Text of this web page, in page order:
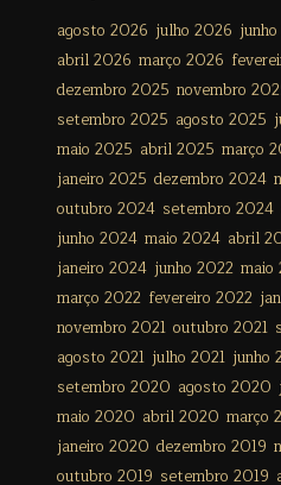
agosto 2026 julho 2026
abril 2026 março 2026
dezembro 2025 novembro
setembro 2025 agosto 2025
maio 2025 abril 2025 março
janeiro 2025 dezembro 2024
outubro 2024 setembro 2024
junho 2024 maio 2024 abril
janeiro 2024 junho 2022 maio
março 2022 fevereiro 2022
novembro 2021 outubro 2021
agosto 2021 julho 2021 junho
setembro 2020 agosto 2020
maio 2020 abril 2020 março
janeiro 2020 dezembro 2019
outubro 2019 setembro 2019